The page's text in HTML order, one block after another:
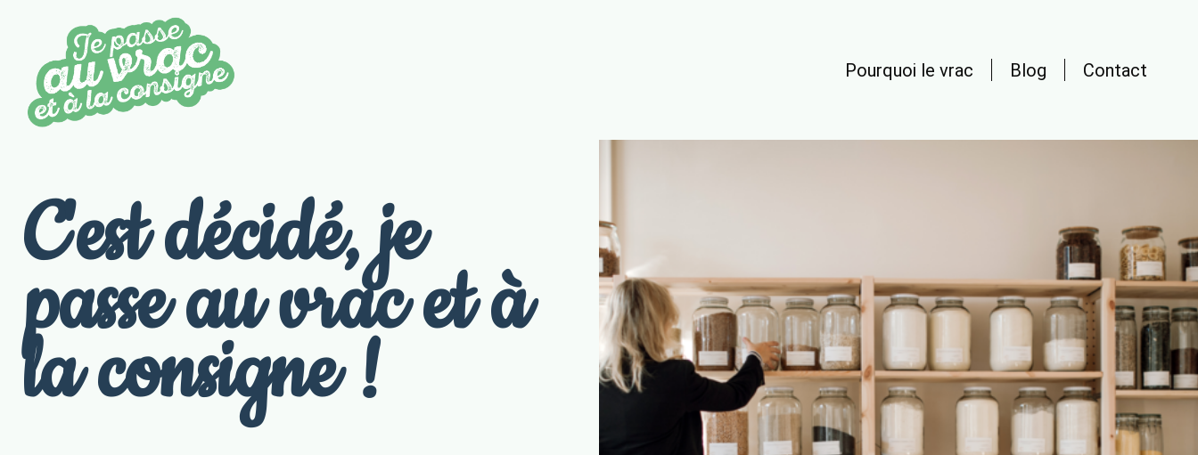
Pourquoi le vrac Blog Contact
C'est décidé, je
passe au vrac et à
la consigne !